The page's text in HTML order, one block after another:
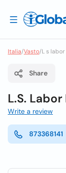
Italia/Vasto/L s
Share
L.S.
Write a review
873368141